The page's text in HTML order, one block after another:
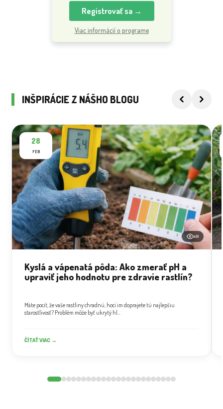
Registrovať sa →
Viac informácií o programe
INŠPIRÁCIE Z NÁŠHO BLOGU
28
FEB
491
Kyslá a vápenatá pôda: Ako zmerať pH a
upraviť jeho hodnotu pre zdravie rastlín?
Máte pocit, že vaše rastliny chradnú, hoci im doprajete tú najlepšiu
starostlivosť? Problém môže byť ukrytý hl...
ČÍTAŤ VIAC →